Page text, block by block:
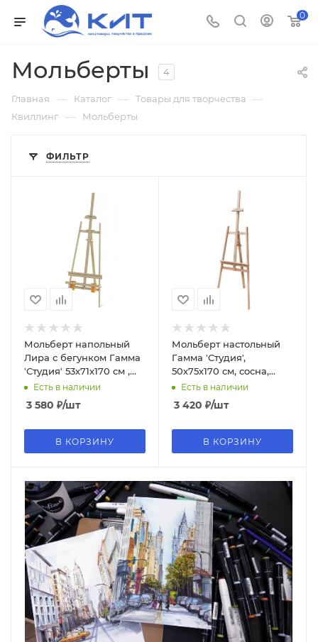
0
Мольберты 4
Главная — Каталог — Товары для творчества —
Квиллинг — Мольберты
ФИЛЬТР
Мольберт напольный
Лира с бегунком Гамма
'Студия' 53х71х170 см ,
сосна, 270520208
Есть в наличии
3 580 ₽/шт
В КОРЗИНУ
Мольберт настольный
Гамма 'Студия',
50х75х170 см, сосна,
161220211
Есть в наличии
3 420 ₽/шт
В КОРЗИНУ